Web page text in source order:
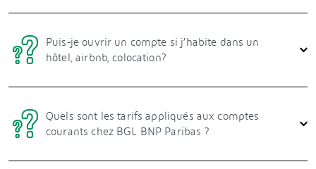
Puis-je ouvrir un compte si j’habite dans un
hôtel, airbnb, colocation?
Quels sont les tarifs appliqués aux comptes
courants chez BGL BNP Paribas ?